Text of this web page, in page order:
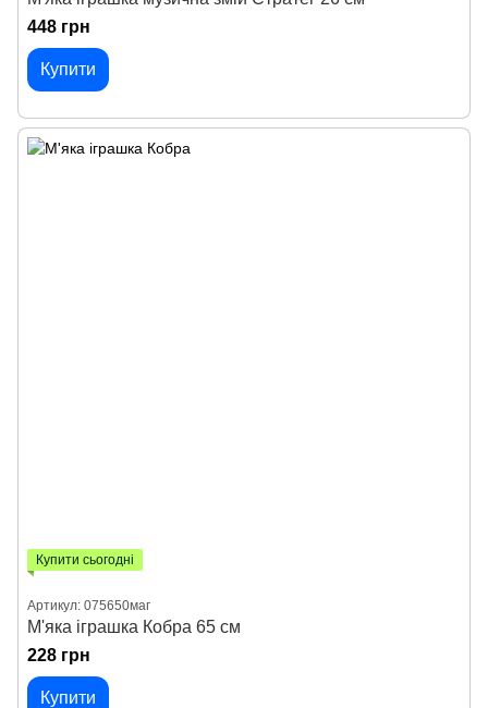
448 грн
Купити
Купити сьогодні
Артикул: 075650маг
М'яка іграшка Кобра 65 см
228 грн
Купити